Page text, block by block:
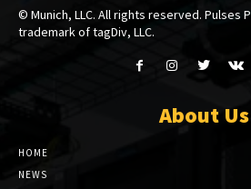
© Munich, LLC. All rights reserved. Pulses
trademark of tagDiv, LLC.
About Us
HOME
NEWS